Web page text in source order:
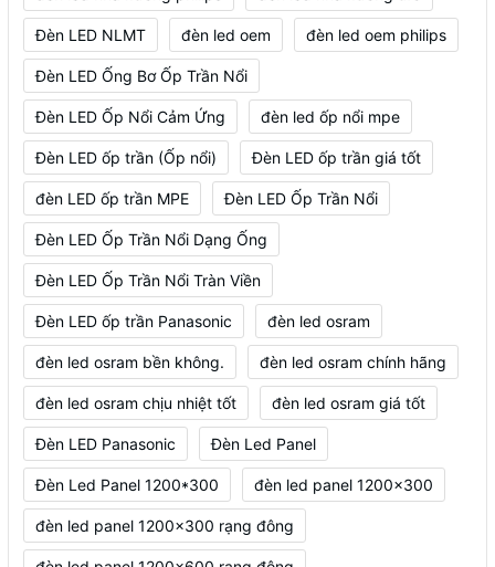
Đèn LED NLMT đèn led oem đèn led oem philips
Đèn LED Ống Bơ Ốp Trần Nổi
Đèn LED Ốp Nổi Cảm Ứng đèn led ốp nổi mpe
Đèn LED ốp trần (Ốp nổi) Đèn LED ốp trần giá tốt
đèn LED ốp trần MPE Đèn LED Ốp Trần Nổi
Đèn LED Ốp Trần Nổi Dạng Ống
Đèn LED Ốp Trần Nổi Tràn Viền
Đèn LED ốp trần Panasonic đèn led osram
đèn led osram bền không. đèn led osram chính hãng
đèn led osram chịu nhiệt tốt đèn led osram giá tốt
Đèn LED Panasonic Đèn Led Panel
Đèn Led Panel 1200*300 đèn led panel 1200x300
đèn led panel 1200x300 rạng đông